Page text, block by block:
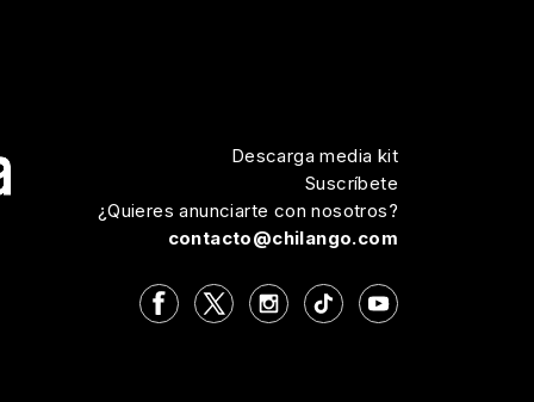
Descarga media kit
Suscríbete
¿Quieres anunciarte con nosotros?
contacto@chilango.com